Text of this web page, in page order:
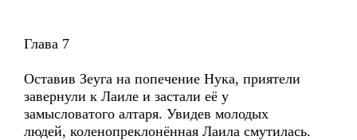
Глава 7
Оставив Зеуга на попечение Нука, приятели
завернули к Лаиле и застали её у
замысловатого алтаря. Увидев молодых
людей, коленопреклонённая Лаила смутилась.